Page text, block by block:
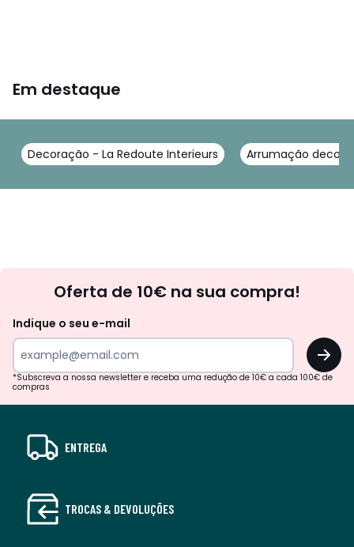
Em destaque
Decoração - La Redoute Interieurs Arrumação
Oferta de 10€ na sua compra!
Indique o seu e-mail
OK
*Subscreva a nossa newsletter e receba uma redução de 10€ a cada 100€ de
compras
ENTREGA
TROCAS & DEVOLUÇÕES